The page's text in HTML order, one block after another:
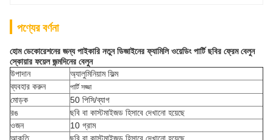
পণ্যের বর্ণনা
হোম ডেকোরেশনের জন্য পাইকারি নতুন ডিজাইনের ফ্যামিলি ওয়েডিং পার্টি ছবির ফ্রেম বেলুন
স্কোয়ার ফয়েল জন্মদিনের বেলুন
উপাদান
অ্যালুমিনিয়াম ফিল্ম
ব্যবহার করুন
পার্টি সজ্জা
মোড়ক
50 পিসি/ব্যাগ
রঙ
ছবি বা কাস্টমাইজড হিসাবে দেখানো হয়েছে
ওজন
10 গ্রাম